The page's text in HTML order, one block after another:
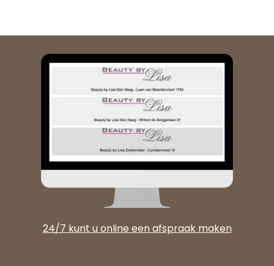
24/7 kunt u online een afspraak maken